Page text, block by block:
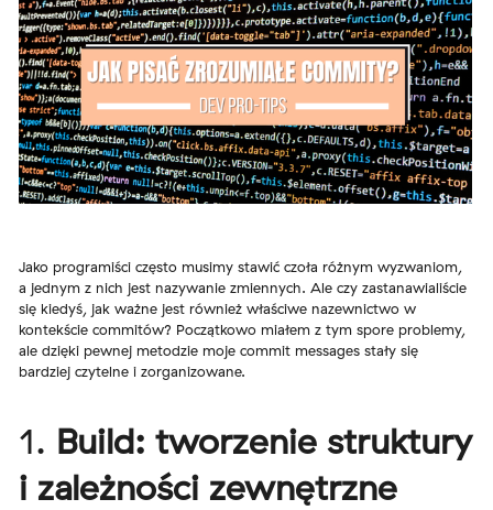
Jako programiści często musimy stawić czoła różnym wyzwaniom,
a jednym z nich jest nazywanie zmiennych. Ale czy zastanawialiście
się kiedyś, jak ważne jest również właściwe nazewnictwo w
kontekście commitów? Początkowo miałem z tym spore problemy,
ale dzięki pewnej metodzie moje commit messages stały się
bardziej czytelne i zorganizowane.
1. Build: tworzenie struktury
i zależności zewnętrzne